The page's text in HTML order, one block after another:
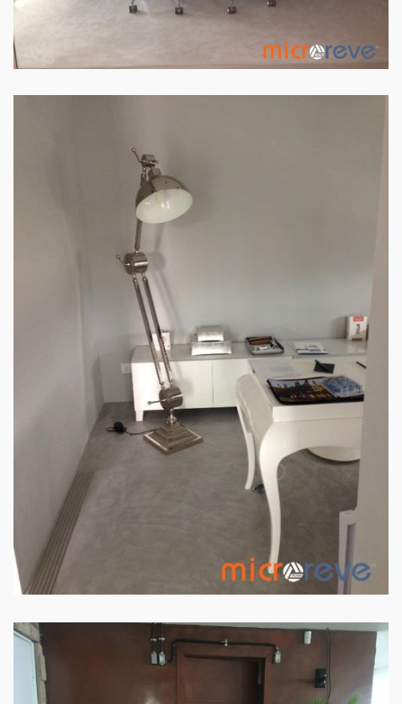
ESCRITÓRIO